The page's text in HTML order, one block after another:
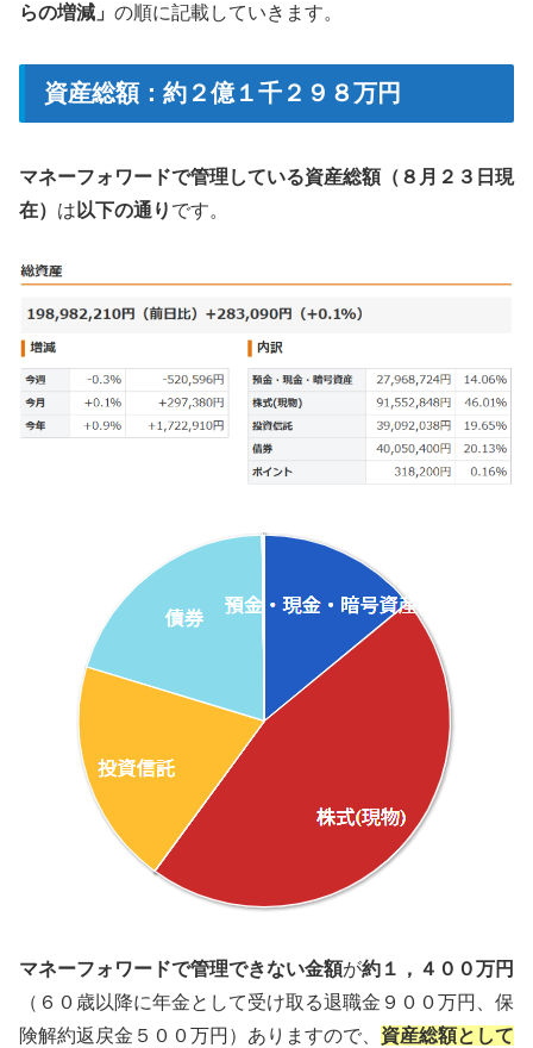
らの増減」 の順に記載していきます。
資産総額：約２億１千２９８万円
マネーフォワードで管理している資産総額（８月２３日現
在） は 以下の通り です。
マネーフォワードで管理できない金額が約１，４００万円
（６０歳以降に年金として受け取る退職金９００万円、保
険解約返戻金５００万円）ありますので、 資産総額として